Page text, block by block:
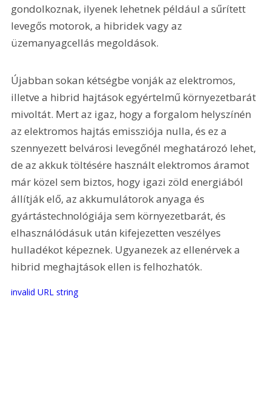
gondolkoznak, ilyenek lehetnek például a sűrített
levegős motorok, a hibridek vagy az
üzemanyagcellás megoldások.
Újabban sokan kétségbe vonják az elektromos,
illetve a hibrid hajtások egyértelmű környezetbarát
mivoltát. Mert az igaz, hogy a forgalom helyszínén
az elektromos hajtás emissziója nulla, és ez a
szennyezett belvárosi levegőnél meghatározó lehet,
de az akkuk töltésére használt elektromos áramot
már közel sem biztos, hogy igazi zöld energiából
állítják elő, az akkumulátorok anyaga és
gyártástechnológiája sem környezetbarát, és
elhasználódásuk után kifejezetten veszélyes
hulladékot képeznek. Ugyanezek az ellenérvek a
hibrid meghajtások ellen is felhozhatók.
invalid URL string